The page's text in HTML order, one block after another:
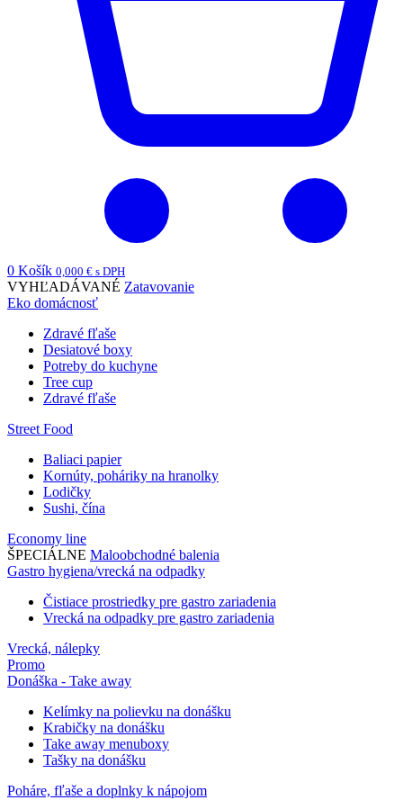
0 Košík 0,000 € s DPH
VYHĽADÁVANÉ Zatavovanie
Eko domácnosť
Zdravé fľaše
Desiatové boxy
Potreby do kuchyne
Tree cup
Zdravé fľaše
Street Food
Baliaci papier
Kornúty, poháriky na hranolky
Lodičky
Sushi, čína
Economy line
ŠPECIÁLNE Maloobchodné balenia
Gastro hygiena/vrecká na odpadky
Čistiace prostriedky pre gastro zariadenia
Vrecká na odpadky pre gastro zariadenia
Vrecká, nálepky
Promo
Donáška - Take away
Kelímky na polievku na donášku
Krabičky na donášku
Take away menuboxy
Tašky na donášku
Poháre, fľaše a doplnky k nápojom